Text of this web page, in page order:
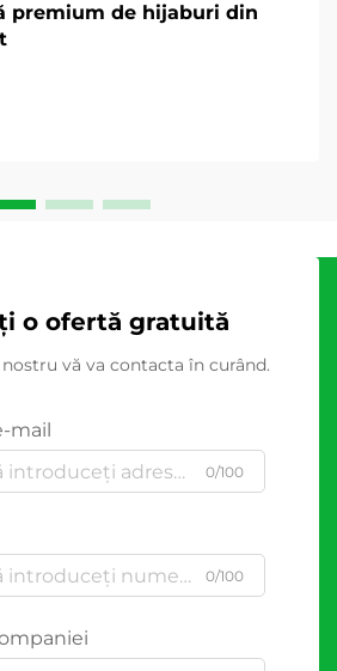
premium de hijaburi din
o ofertă gratuită
vă va contacta în curând.
mail
0/100
0/100